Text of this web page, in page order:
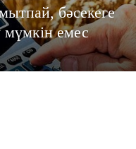
бәсекеге
мүмкін емес